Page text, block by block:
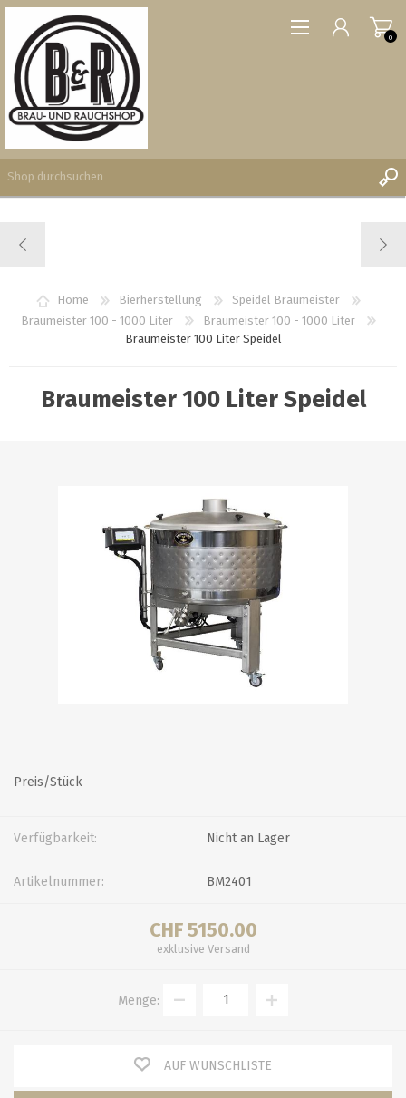
WUNSCHLISTE
0
Home Bierherstellung
Speidel Braumeister
Braumeister 100 - 1000 Liter
Braumeister 100 - 1000 Liter
Braumeister 100 Liter Speidel
Braumeister 100 Liter Speidel
Preis/Stück
Verfügbarkeit: Nicht an Lager
Artikelnummer: BM2401
CHF 5150.00
exklusive Versand
Menge:
AUF WUNSCHLISTE